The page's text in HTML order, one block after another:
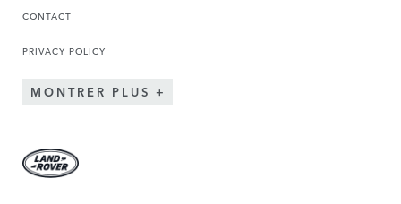
CONTACT
PRIVACY POLICY
MONTRER PLUS